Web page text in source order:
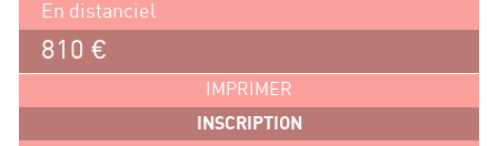
En distanciel
810 €
IMPRIMER
INSCRIPTION